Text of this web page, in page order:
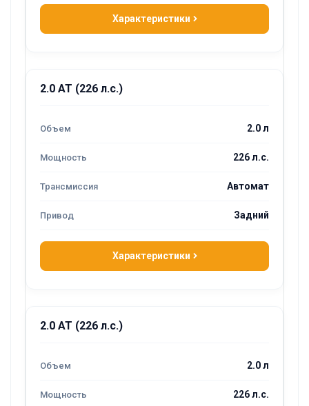
Характеристики
2.0 AT (226 л.с.)
2.0 л
226 л.с.
Автомат
Задний
Характеристики
2.0 AT (226 л.с.)
2.0 л
226 л.с.